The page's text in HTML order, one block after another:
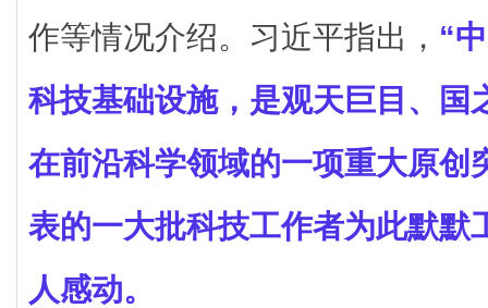
作等情况介绍。习近平指出， “
科技基础设施，是观天巨目、国
在前沿科学领域的一项重大原创
表的一大批科技工作者为此默默
人感动。